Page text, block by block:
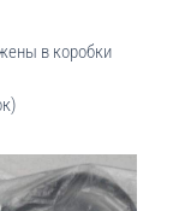
в коробки